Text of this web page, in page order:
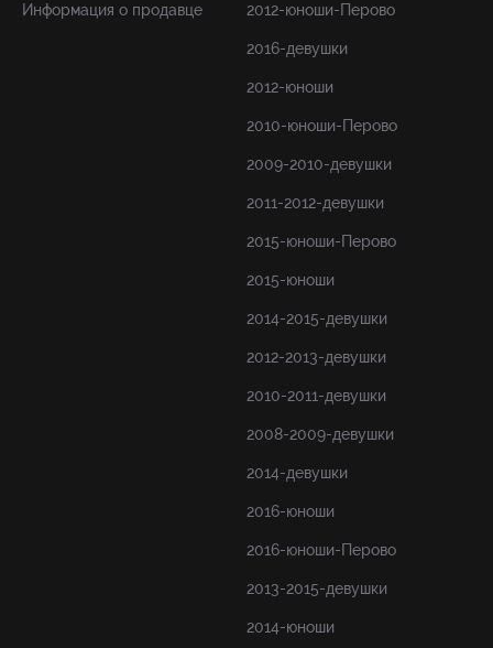
Информация о продавце 2012-юноши-Перово
2016-девушки
2012-юноши
2010-юноши-Перово
2009-2010-девушки
2011-2012-девушки
2015-юноши-Перово
2015-юноши
2014-2015-девушки
2012-2013-девушки
2010-2011-девушки
2008-2009-девушки
2014-девушки
2016-юноши
2016-юноши-Перово
2013-2015-девушки
2014-юноши